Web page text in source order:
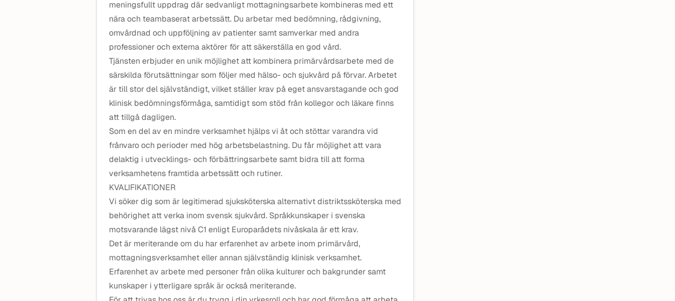
meningsfullt uppdrag där sedvanligt mottagningsarbete kombineras med ett
nära och teambaserat arbetssätt. Du arbetar med bedömning, rådgivning,
omvårdnad och uppföljning av patienter samt samverkar med andra
professioner och externa aktörer för att säkerställa en god vård.
Tjänsten erbjuder en unik möjlighet att kombinera primärvårdsarbete med de
särskilda förutsättningar som följer med hälso- och sjukvård på förvar. Arbetet
är till stor del självständigt, vilket ställer krav på eget ansvarstagande och god
klinisk bedömningsförmåga, samtidigt som stöd från kollegor och läkare finns
att tillgå dagligen.
Som en del av en mindre verksamhet hjälps vi åt och stöttar varandra vid
frånvaro och perioder med hög arbetsbelastning. Du får möjlighet att vara
delaktig i utvecklings- och förbättringsarbete samt bidra till att forma
verksamhetens framtida arbetssätt och rutiner.
KVALIFIKATIONER
Vi söker dig som är legitimerad sjuksköterska alternativt distriktssköterska med
behörighet att verka inom svensk sjukvård. Språkkunskaper i svenska
motsvarande lägst nivå C1 enligt Europarådets nivåskala är ett krav.
Det är meriterande om du har erfarenhet av arbete inom primärvård,
mottagningsverksamhet eller annan självständig klinisk verksamhet.
Erfarenhet av arbete med personer från olika kulturer och bakgrunder samt
kunskaper i ytterligare språk är också meriterande.